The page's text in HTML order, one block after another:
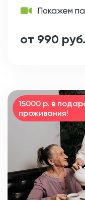
Покажем
от 990 руб.
15000 р. в
проживания!